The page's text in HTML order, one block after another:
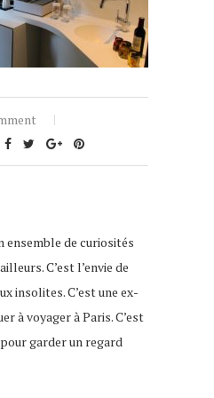
ensemble de curiosités
C’est l’envie de
insolites. C’est une ex-
à voyager à Paris. C’est
garder un regard